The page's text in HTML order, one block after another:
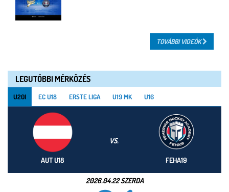
TOVÁBBI VIDEÓK
LEGUTÓBBI MÉRKŐZÉS
U20I EC U18 ERSTE LIGA U19 MK U16
AUT U18
VS.
FEHA19
2026.04.22 SZERDA